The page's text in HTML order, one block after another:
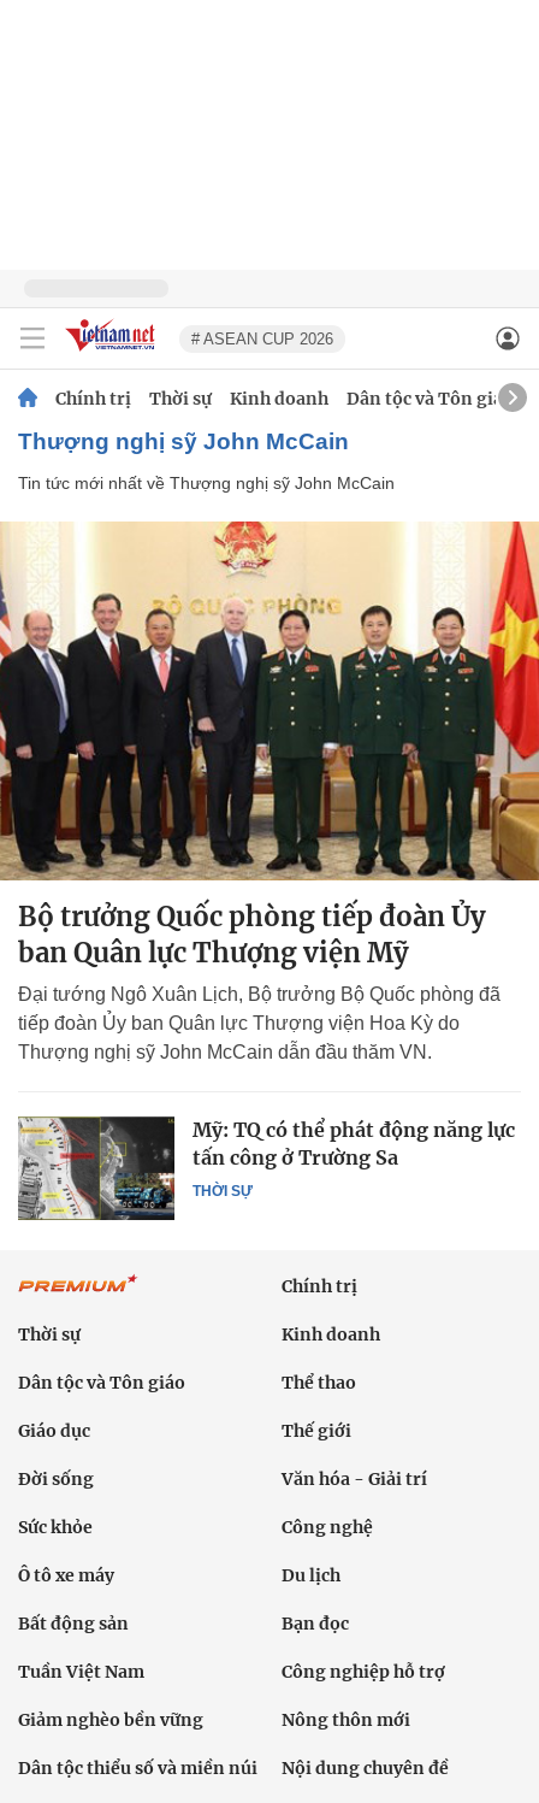
# ASEAN CUP 2026
Chính trị Thời sự Kinh doanh Dân tộc và Tôn giáo
Thượng nghị sỹ John McCain
Tin tức mới nhất về Thượng nghị sỹ John McCain
Bộ trưởng Quốc phòng tiếp đoàn Ủy
ban Quân lực Thượng viện Mỹ
Đại tướng Ngô Xuân Lịch, Bộ trưởng Bộ Quốc phòng đã
tiếp đoàn Ủy ban Quân lực Thượng viện Hoa Kỳ do
Thượng nghị sỹ John McCain dẫn đầu thăm VN.
THỜI SỰ
Mỹ: TQ có thể phát động năng lực
tấn công ở Trường Sa
Chính trị
Thời sự Kinh doanh
Dân tộc và Tôn giáo Thể thao
Giáo dục Thế giới
Đời sống Văn hóa - Giải trí
Sức khỏe Công nghệ
Ô tô xe máy Du lịch
Bất động sản Bạn đọc
Tuần Việt Nam Công nghiệp hỗ trợ
Giảm nghèo bền vững Nông thôn mới
Dân tộc thiểu số và miền núi Nội dung chuyên đề